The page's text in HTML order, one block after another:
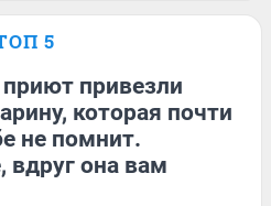
5
привезли
которая почти
не помнит.
вдруг она вам